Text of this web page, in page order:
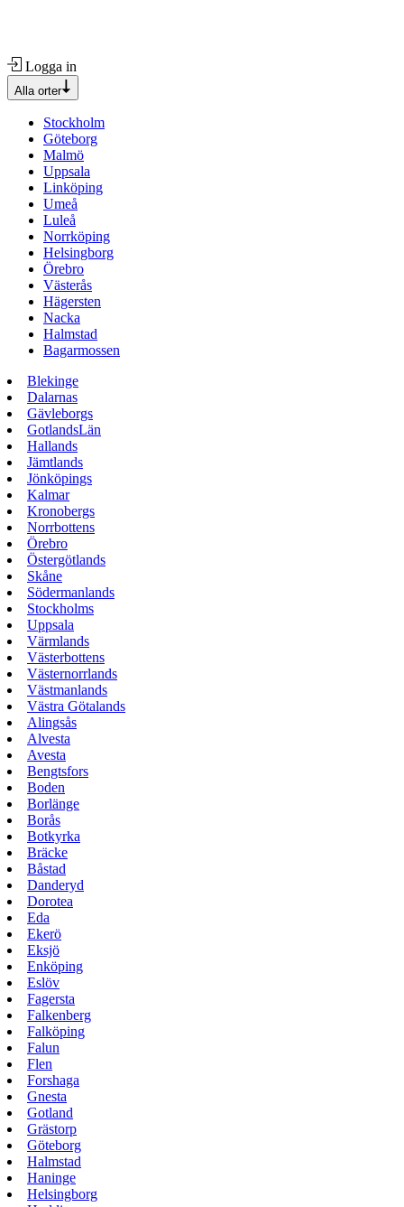
Logga in
Alla orter
Stockholm
Göteborg
Malmö
Uppsala
Linköping
Umeå
Luleå
Norrköping
Helsingborg
Örebro
Västerås
Hägersten
Nacka
Halmstad
Bagarmossen
Blekinge
Dalarnas
Gävleborgs
GotlandsLän
Hallands
Jämtlands
Jönköpings
Kalmar
Kronobergs
Norrbottens
Örebro
Östergötlands
Skåne
Södermanlands
Stockholms
Uppsala
Värmlands
Västerbottens
Västernorrlands
Västmanlands
Västra Götalands
Alingsås
Alvesta
Avesta
Bengtsfors
Boden
Borlänge
Borås
Botkyrka
Bräcke
Båstad
Danderyd
Dorotea
Eda
Ekerö
Eksjö
Enköping
Eslöv
Fagersta
Falkenberg
Falköping
Falun
Flen
Forshaga
Gnesta
Gotland
Grästorp
Göteborg
Halmstad
Haninge
Helsingborg